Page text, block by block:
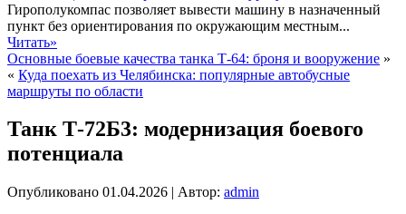
Гирополукомпас позволяет вывести машину в назначенный
пункт без ориентирования по окружающим местным...
Читать»
Основные боевые качества танка Т-64: броня и вооружение »
« Куда поехать из Челябинска: популярные автобусные
маршруты по области
Танк Т-72Б3: модернизация боевого
потенциала
Опубликовано 01.04.2026 | Автор: admin